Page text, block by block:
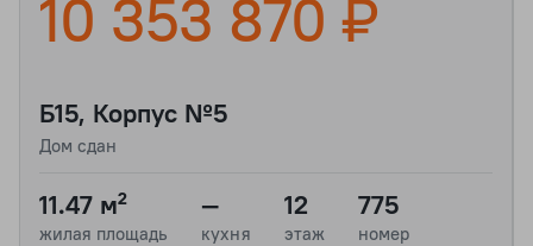
10 353 870 ₽
Б15, Корпус №5
Дом сдан
11.47 м²
жилая площадь
—
кухня
12
этаж
775
номер